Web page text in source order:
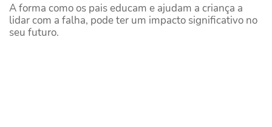
A forma como os pais educam e ajudam a criança a
lidar com a falha, pode ter um impacto significativo no
seu futuro.